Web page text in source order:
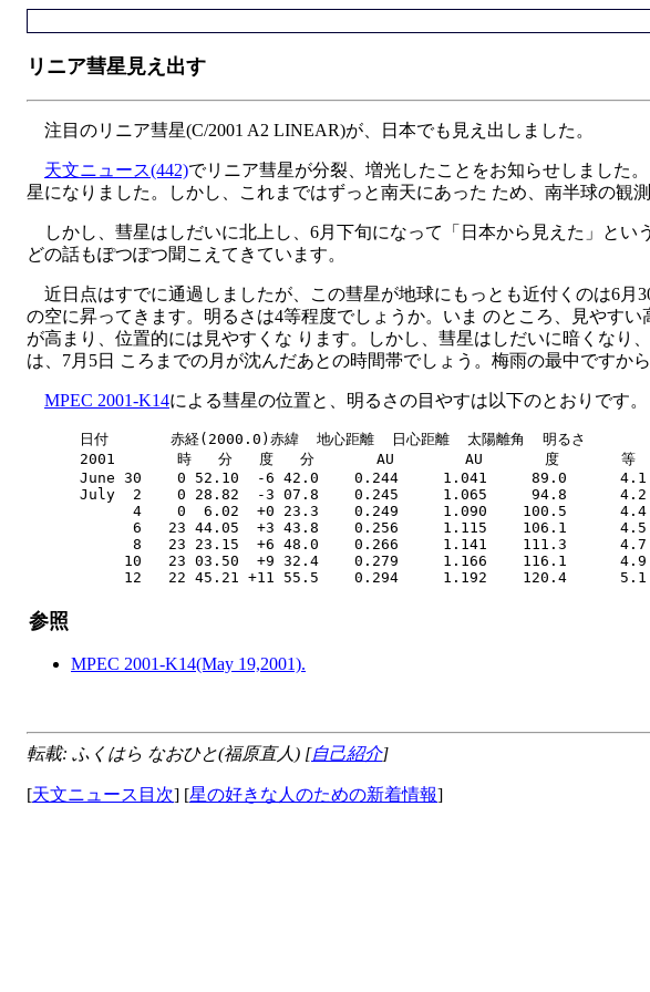
リニア彗星見え出す
注目のリニア彗星(C/2001 A2 LINEAR)が、日本でも見え出しました。
天文ニュース(442)でリニア彗星が分裂、増光したことをお知らせしました
星になりました。しかし、これまではずっと南天にあった ため、南半球の観
しかし、彗星はしだいに北上し、6月下旬になって「日本から見えた」とい
どの話もぽつぽつ聞こえてきています。
近日点はすでに通過しましたが、この彗星が地球にもっとも近付くのは6月
の空に昇ってきます。明るさは4等程度でしょうか。いま のところ、見やす
が高まり、位置的には見やすくな ります。しかし、彗星はしだいに暗くな
は、7月5日 ころまでの月が沈んだあとの時間帯でしょう。梅雨の最中ですか
MPEC 2001-K14による彗星の位置と、明るさの目やすは以下のとおりです。
      日付       赤経(2000.0)赤緯  地心距離  日心距離  太陽離角  明るさ
      2001       時   分   度   分       AU        AU       度       等
      June 30    0 52.10  -6 42.0    0.244     1.041     89.0      4.1
      July  2    0 28.82  -3 07.8    0.245     1.065     94.8      4.2
            4    0  6.02  +0 23.3    0.249     1.090    100.5      4.4
            6   23 44.05  +3 43.8    0.256     1.115    106.1      4.5
            8   23 23.15  +6 48.0    0.266     1.141    111.3      4.7
           10   23 03.50  +9 32.4    0.279     1.166    116.1      4.9
参照
MPEC 2001-K14(May 19,2001).
転載: ふくはら なおひと(福原直人) [自己紹介]
[天文ニュース目次] [星の好きな人のための新着情報]